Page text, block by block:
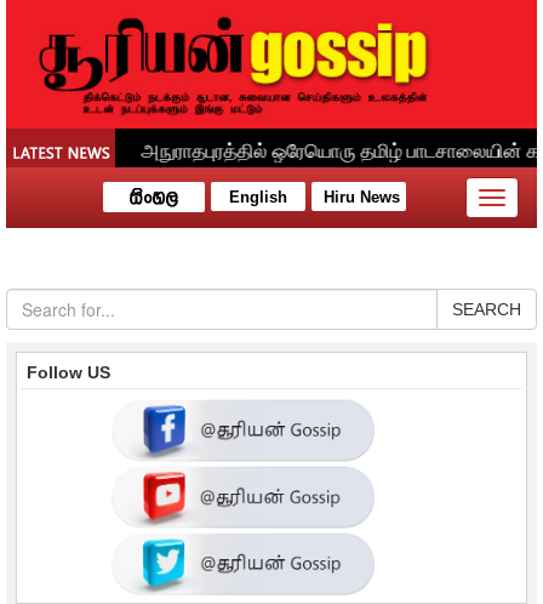
English Hiru News
Toggle
SEARCH
Follow US